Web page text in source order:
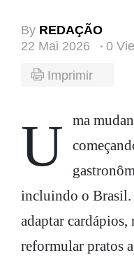
By REDAÇÃO
22 Mai 2026
0
Imprimir
Uma mudança silenciosa está
incluindo o Brasil.
adaptar cardápios,
reformular pratos